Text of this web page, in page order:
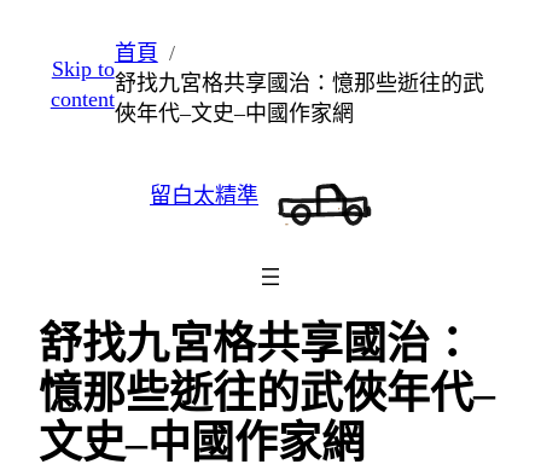
至
主
Skip to
content
首頁
舒找九宮格共享國治：憶那些逝往的武
俠年代–文史–中國作家網
留白太精準
舒找九宮格共享國治：
憶那些逝往的武俠年代–
文史–中國作家網